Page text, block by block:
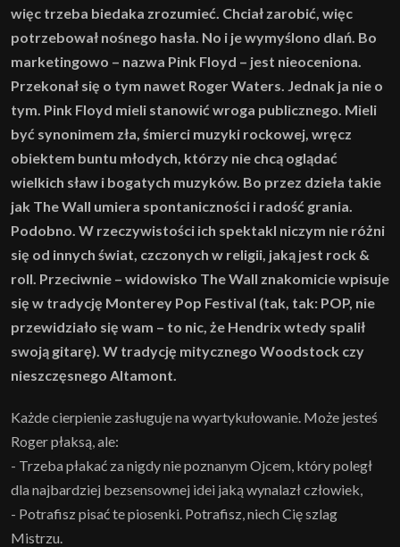
więc trzeba biedaka zrozumieć. Chciał zarobić, więc
potrzebował nośnego hasła. No i je wymyślono dlań. Bo
marketingowo – nazwa Pink Floyd – jest nieoceniona.
Przekonał się o tym nawet Roger Waters. Jednak ja nie o
tym. Pink Floyd mieli stanowić wroga publicznego. Mieli
być synonimem zła, śmierci muzyki rockowej, wręcz
obiektem buntu młodych, którzy nie chcą oglądać
wielkich sław i bogatych muzyków. Bo przez dzieła takie
jak The Wall umiera spontaniczności i radość grania.
Podobno. W rzeczywistości ich spektakl niczym nie różni
się od innych świat, czczonych w religii, jaką jest rock &
roll. Przeciwnie – widowisko The Wall znakomicie wpisuje
się w tradycję Monterey Pop Festival (tak, tak: POP, nie
przewidziało się wam – to nic, że Hendrix wtedy spalił
swoją gitarę). W tradycję mitycznego Woodstock czy
nieszczęsnego Altamont.
Każde cierpienie zasługuje na wyartykułowanie. Może jesteś
Roger płaksą, ale:
- Trzeba płakać za nigdy nie poznanym Ojcem, który poległ
dla najbardziej bezsensownej idei jaką wynalazł człowiek,
- Potrafisz pisać te piosenki. Potrafisz, niech Cię szlag
Mistrzu.